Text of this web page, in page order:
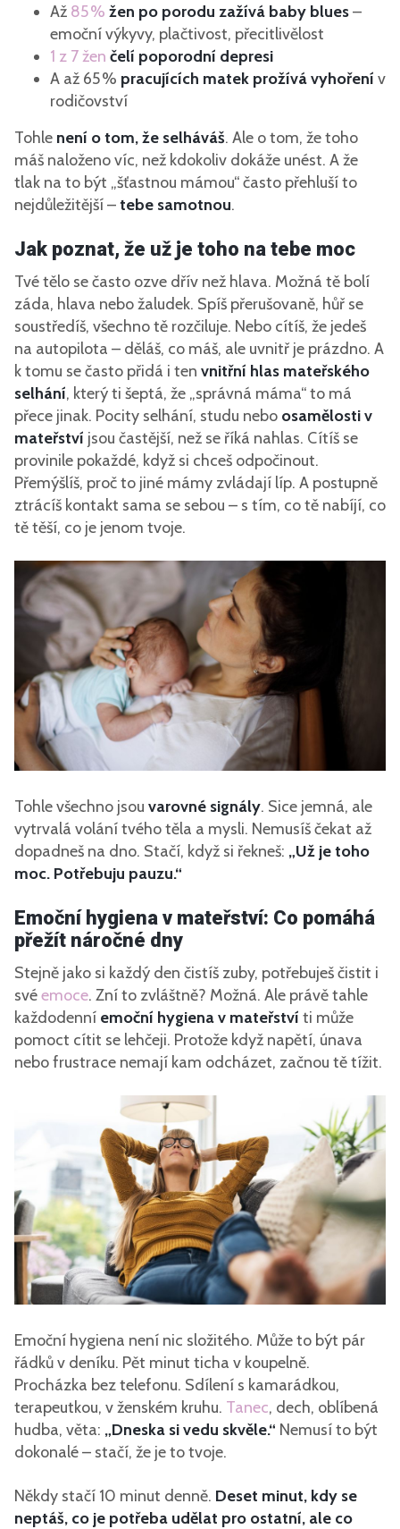
Až 85 % žen po porodu zažívá baby blues–
emoční výkyvy, plačtivost, přecitlivělost
1 z 7 žen čelí poporodní depresi
A až 65 % pracujících matek prožívá vyhoření v
rodičovství
Tohle není o tom, že selháváš. Ale o tom, že toho
máš naloženo víc, než kdokoliv dokáže unést. A že
tlak na to být „šťastnou mámou“ často přehluší to
nejdůležitější –tebe samotnou.
Jak poznat, že už je toho na tebe moc
Tvé tělo se často ozve dřív než hlava. Možná tě bolí
záda, hlava nebo žaludek. Spíš přerušovaně, hůř se
soustředíš, všechno tě rozčiluje. Nebo cítíš, že jedeš
na autopilota – děláš, co máš, ale uvnitř je prázdno. A
k tomu se často přidá i ten vnitřní hlas mateřského
selhání, který ti šeptá, že „správná máma“ to má
přece jinak. Pocity selhání, studu nebo osamělosti v
mateřství jsou častější, než se říká nahlas. Cítíš se
provinile pokaždé, když si chceš odpočinout.
Přemýšlíš, proč to jiné mámy zvládají líp. A postupně
ztrácíš kontakt sama se sebou – s tím, co tě nabíjí, co
tě těší, co je jenom tvoje.
Tohle všechno jsou varovné signály. Sice jemná, ale
vytrvalá volání tvého těla a mysli. Nemusíš čekat až
dopadneš na dno. Stačí, když si řekneš: „Už je toho
moc. Potřebuju pauzu.“
Emoční hygiena v mateřství: Co pomáhá
přežít náročné dny
Stejně jako si každý den čistíš zuby, potřebuješ čistit i
svéemoce. Zní to zvláštně? Možná. Ale právě tahle
každodenní emoční hygiena v mateřství ti může
pomoct cítit se lehčeji. Protože když napětí, únava
nebo frustrace nemají kam odcházet, začnou tě tížit.
Emoční hygiena není nic složitého. Může to být pár
řádků v deníku. Pět minut ticha v koupelně.
Procházka bez telefonu. Sdílení s kamarádkou,
terapeutkou, v ženském kruhu. Tanec, dech, oblíbená
hudba, věta: „Dneska si vedu skvěle.“ Nemusí to být
dokonalé – stačí, že je to tvoje.
Někdy stačí 10 minut denně. Deset minut, kdy se
neptáš, co je potřeba udělat pro ostatní, ale co